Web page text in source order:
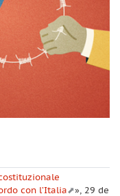
con l’Italia
», 29 de